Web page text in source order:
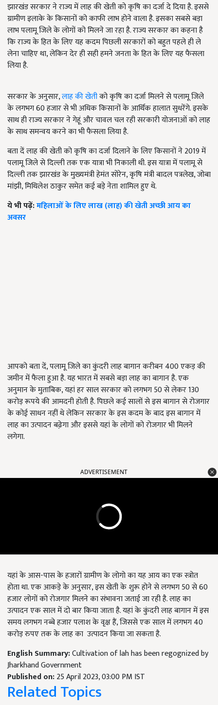
झारखंड सरकार ने राज्य में लाह की खेती को कृषि का दर्जा दे दिया है. इससे
ग्रामीण इलाके के किसानों को काफी लाभ होने वाला है. इसका सबसे बड़ा
लाभ पलामू जिले के लोगों को मिलने जा रहा है. राज्य सरकार का कहना है
कि राज्य के हित के लिए यह कदम पिछली सरकारों को बहुत पहले ही ले
लेना चाहिए था, लेकिन देर ही सही हमने जनता के हित के लिए यह फैसला
लिया है.
सरकार के अनुसार,लाह की खेतीको कृषि का दर्जा मिलने से पलामू जिले
के लगभग 60 हजार से भी अधिक किसानों के आर्थिक हालात सुधरेंगे. इसके
साथ ही राज्य सरकार ने गेहूं और चावल चल रही सरकारी योजनाओं को लाह
के साथ समन्वय करने का भी फैसला लिया है.
बता दें लाह की खेती को कृषि का दर्जा दिलाने के लिए किसानों ने 2019 में
पलामू जिले से दिल्ली तक एक यात्रा भी निकाली थी. इस यात्रा में पलामू से
दिल्ली तक झारखंड के मुख्यमंत्री हेमंत सोरेन, कृषि मंत्री बादल पत्रलेख, जोबा
मांझी, मिथिलेश ठाकुर समेत कई बड़े नेता शामिल हुए थे.
ये भी पढ़ें:महिलाओं के लिए लाख (लाह) की खेती अच्छी आय का
अवसर
आपको बता दें, पलामू जिले का कुंदरी लाह बागान करीबन 400 एकड़ की
जमीन में फैला हुआ है. यह भारत में सबसे बड़ा लाह का बागान है. एक
अनुमान के मुताबिक, यहां हर साल सरकार को लगभग 50 से लेकर 130
करोड़ रूपये की आमदनी होती है. पिछले कई सालों से इस बागान से रोजगार
के कोई साधन नहीं थे लेकिन सरकार के इस कदम के बाद इस बागान में
लाह का उत्पादन बढे़गा और इससे यहां के लोगों को रोजगार भी मिलने
लगेगा.
ADVERTISEMENT
यहां के आस-पास के हजारों ग्रामीण के लोगो का यह आय का एक स्त्रोत
होता था. एक आकड़े के अनुसार, इस खेती के शुरू होने से लगभग 50 से 60
हजार लोगों को रोजगार मिलने का संभावना जताई जा रही है. लाह का
उत्पादन एक साल में दो बार किया जाता है. यहां के कुंदरी लाह बागान में इस
समय लगभग नब्बे हजार पलाश के वृक्ष हैं, जिससे एक साल में लगभग 40
करोड़ रुपए तक के लाह का उत्पादन किया जा सकता है.
English Summary:Cultivation of lah has been regognized by
Jharkhand Government
Published on:25 April 2023, 03:00 PM IST
Related Topics